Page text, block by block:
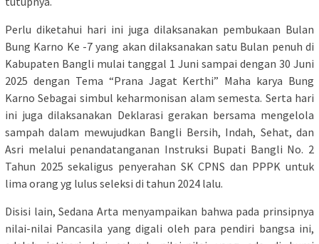
Perlu diketahui hari ini juga dilaksanakan pembukaan Bulan
Bung Karno Ke -7 yang akan dilaksanakan satu Bulan penuh di
Kabupaten Bangli mulai tanggal 1 Juni sampai dengan 30 Juni
2025 dengan Tema “Prana Jagat Kerthi” Maha karya Bung
Karno Sebagai simbul keharmonisan alam semesta. Serta hari
ini juga dilaksanakan Deklarasi gerakan bersama mengelola
sampah dalam mewujudkan Bangli Bersih, Indah, Sehat, dan
Asri melalui penandatanganan Instruksi Bupati Bangli No. 2
Tahun 2025 sekaligus penyerahan SK CPNS dan PPPK untuk
lima orang yg lulus seleksi di tahun 2024 lalu.
Disisi lain, Sedana Arta menyampaikan bahwa pada prinsipnya
nilai-nilai Pancasila yang digali oleh para pendiri bangsa ini,